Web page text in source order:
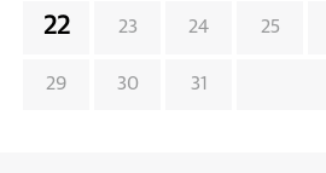
22 23 24 25
29 30 31